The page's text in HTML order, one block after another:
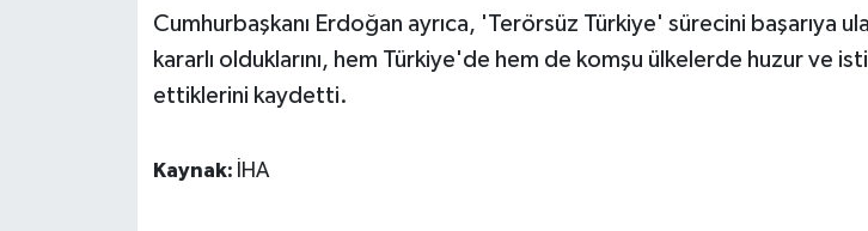
Cumhurbaşkanı Erdoğan ayrıca, 'Terörsüz Türkiye' sürecini başarıya
kararlı olduklarını, hem Türkiye'de hem de komşu ülkelerde huzur ve
ettiklerini kaydetti.
Kaynak: İHA
TEKNOLOJİ
ÜLKE GÜNDEMİ